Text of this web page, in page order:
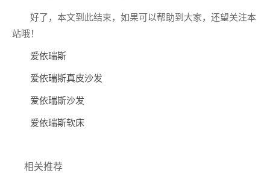
好了，本文到此结束，如果可以帮助到大家，还望关注本
站哦！
爱依瑞斯
爱依瑞斯真皮沙发
爱依瑞斯沙发
爱依瑞斯软床
相关推荐